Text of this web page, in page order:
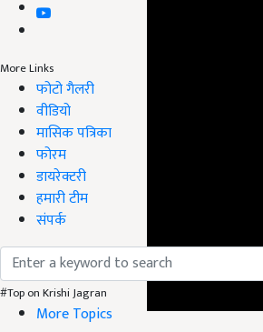
More Links
फोटो गैलरी
वीडियो
मासिक पत्रिका
फोरम
डायरेक्टरी
हमारी टीम
संपर्क
#Top on Krishi Jagran
More Topics